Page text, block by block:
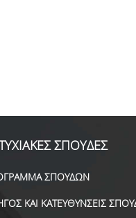
ΣΠΟΥΔΕΣ
ΣΠΟΥΔΩΝ
ΚΑΙ ΚΑΤΕΥΘΥΝΣΕΙΣ